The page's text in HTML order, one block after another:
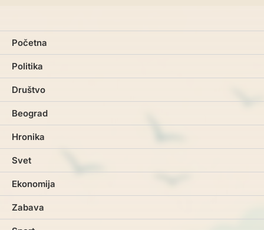
Početna
Politika
Društvo
Beograd
Hronika
Svet
Ekonomija
Zabava